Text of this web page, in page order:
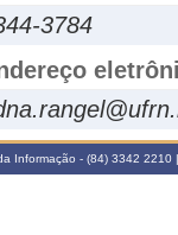
3784
Informação - (84) 3342